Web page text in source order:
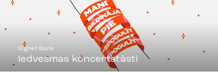
Signet Bank
Iedvesmas koncertstāsti